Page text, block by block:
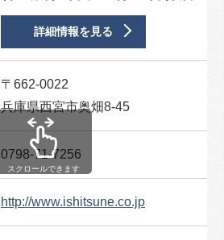
詳細情報を見る
〒662-0022
兵庫県西宮市奥畑8-45
0798-71-7256
http://www.ishitsune.co.jp
スクロールできます